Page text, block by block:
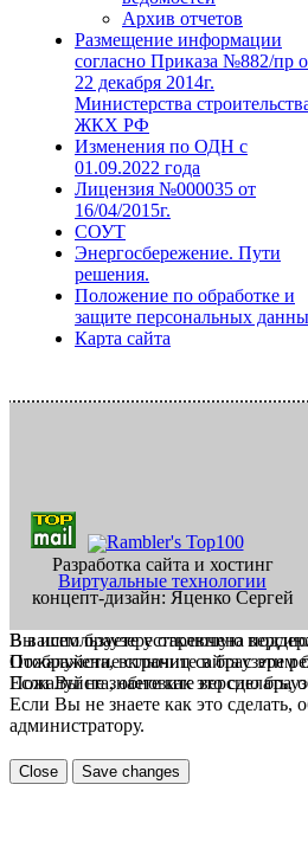
Архив отчетов
Размещение информации
согласно Приказа №882/пр
22 декабря 2014г.
Министерства
ЖКХ РФ
Изменения по ОДН с
01.09.2022 года
Лицензия №000035 от
16/04/2015г.
СОУТ
Энергосбережение. Пути
решения.
Положение по обработке и
защите персональных
Карта сайта
Разработка сайта и хостинг
Виртуальные технологии
концепт-дизайн: Яценко Сергей
В вашем браузере отключена
Пожалуйста, включите в браузере
Если Вы не знаете как это сделать,
Вы используете устаревшую версию
Отображение страниц сайта с этим
Пожалуйста, обновите версию
Если Вы не знаете как это сделать,
администратору.
Close Save changes